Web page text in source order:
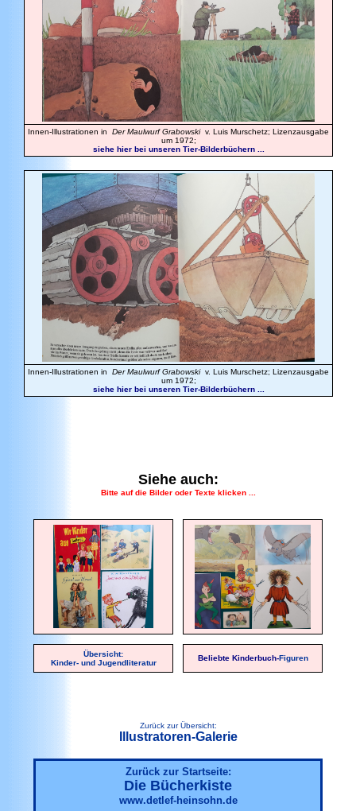
Innen-Illustrationen in Der Maulwurf Grabowskiv. Luis Murschetz; Lizenzausgabe
um 1972;
siehe hier bei unseren Tier-Bilderbüchern ...
Innen-Illustrationen in Der Maulwurf Grabowskiv. Luis Murschetz; Lizenzausgabe
um 1972;
siehe hier bei unseren Tier-Bilderbüchern ...
Siehe auch:
Bitte auf die Bilder oder Texte klicken ...
Übersicht:
Kinder- und Jugendliteratur
Beliebte Kinderbuch-Figuren
Zurück zur Übersicht:
Illustratoren-Galerie
Zurück zur Startseite:
Die Bücherkiste
www.detlef-heinsohn.de